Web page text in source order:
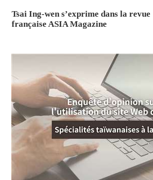
Tsai Ing-wen s’exprime dans la revue
française ASIA Magazine